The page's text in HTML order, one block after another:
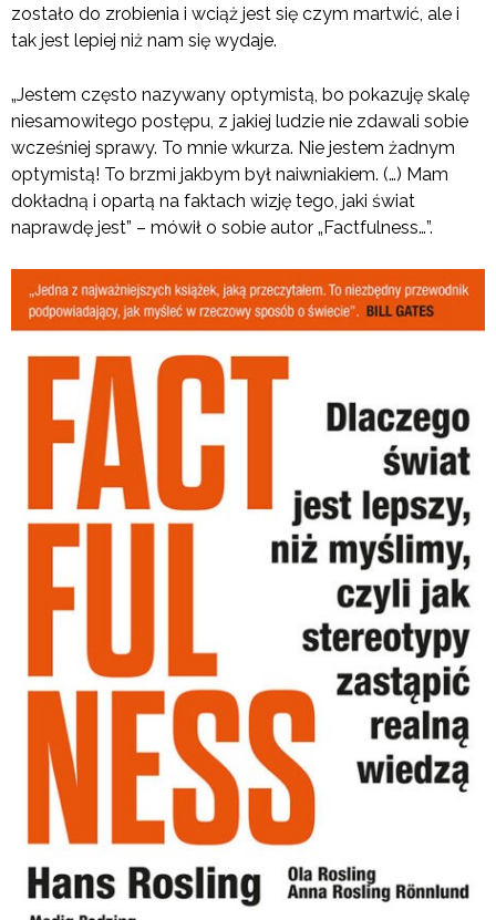
zostało do zrobienia i wciąż jest się czym martwić, ale i
tak jest lepiej niż nam się wydaje.
„Jestem często nazywany optymistą, bo pokazuję skalę
niesamowitego postępu, z jakiej ludzie nie zdawali sobie
wcześniej sprawy. To mnie wkurza. Nie jestem żadnym
optymistą! To brzmi jakbym był naiwniakiem. (…) Mam
dokładną i opartą na faktach wizję tego, jaki świat
naprawdę jest” – mówił o sobie autor „Factfulness…”.